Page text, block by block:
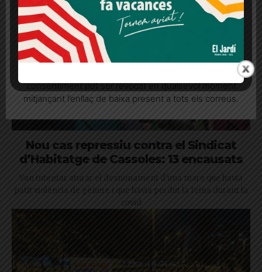
Nou cas repressiu contra el Sindicat
d’Habitatge de Cassoles: 13 encausats
Van intentar aturar el desnonament d'una mare que havia
patit violència de gènere i que havia perdut la feina durant la
covid
Més informació Acceptar Rebutjar tot
Quan l’usuari crea un compte al Diari el Jardí, dona el
seu consentiment explícit per rebre comunicacions
consentiment pot ser revocat en qualsevol moment
mitjançant l’enllaç de baixa present a tots els correus.